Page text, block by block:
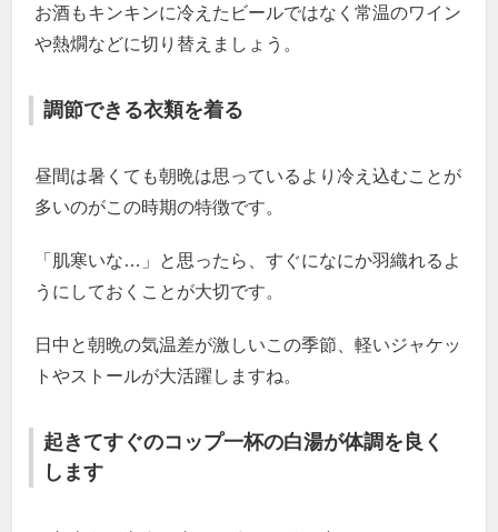
お酒もキンキンに冷えたビールではなく常温のワイン
や熱燗などに切り替えましょう。
調節できる衣類を着る
昼間は暑くても朝晩は思っているより冷え込むことが
多いのがこの時期の特徴です。
「肌寒いな…」と思ったら、すぐになにか羽織れるよ
うにしておくことが大切です。
日中と朝晩の気温差が激しいこの季節、軽いジャケッ
トやストールが大活躍しますね。
起きてすぐのコップ一杯の白湯が体調を良く
します